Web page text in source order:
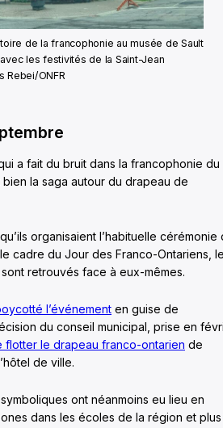
de la francophonie au musée de Sault
les festivités de la Saint-Jean
Rebei/ONFR
a fait du bruit dans la francophonie du
la saga autour du drapeau de
organisaient l’habituelle cérémonie
cadre du Jour des Franco-Ontariens,
retrouvés face à eux-mêmes.
l’événement en guise de
du conseil municipal, prise en
flotter le drapeau franco-ontarien de
de ville.
ont néanmoins eu lieu en
dans les écoles de la région et plus